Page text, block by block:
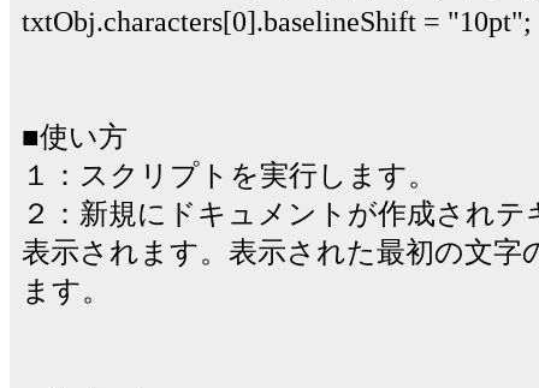
txtObj.characters[0].baselineShift = "10pt";
■使い方
１：スクリプトを実行します。
２：新規にドキュメントが作成され
表示されます。表示された最初の文字
ます。